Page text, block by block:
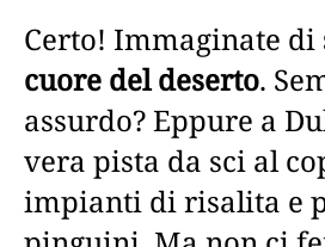
Certo! Immaginate di
cuore del deserto.
assurdo? Eppure a
vera pista da sci al
impianti di risalita e